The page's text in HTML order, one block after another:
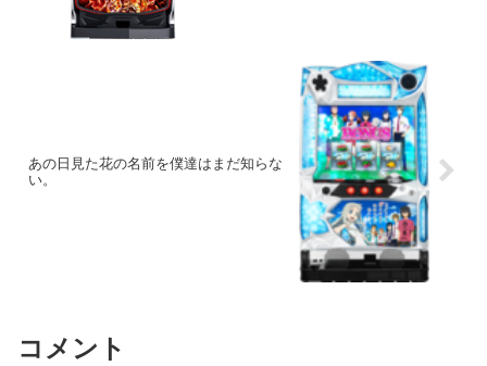
あの日見た花の名前を僕達はまだ知らな
い。
コメント